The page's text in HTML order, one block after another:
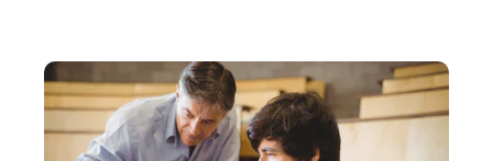
im zweiten Versuch rockst.